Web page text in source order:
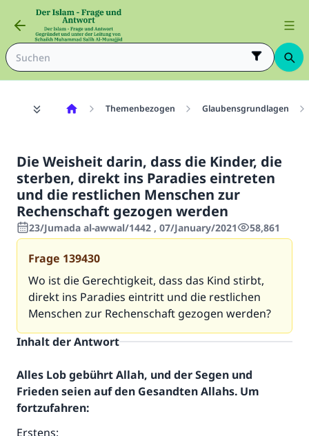
Themenbezogen Glaubensgrundlagen
Die Weisheit darin, dass die Kinder, die
sterben, direkt ins Paradies eintreten
und die restlichen Menschen zur
Rechenschaft gezogen werden
23/Jumada al-awwal/1442 , 07/January/2021 58,861
Frage 139430
Wo ist die Gerechtigkeit, dass das Kind stirbt,
direkt ins Paradies eintritt und die restlichen
Menschen zur Rechenschaft gezogen werden?
Inhalt der Antwort
Alles Lob gebührt Allah, und der Segen und
Frieden seien auf den Gesandten Allahs. Um
fortzufahren:
Erstens: